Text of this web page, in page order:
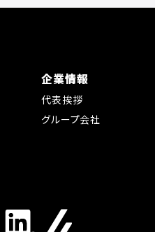
企業情報
代表挨拶
グループ会社